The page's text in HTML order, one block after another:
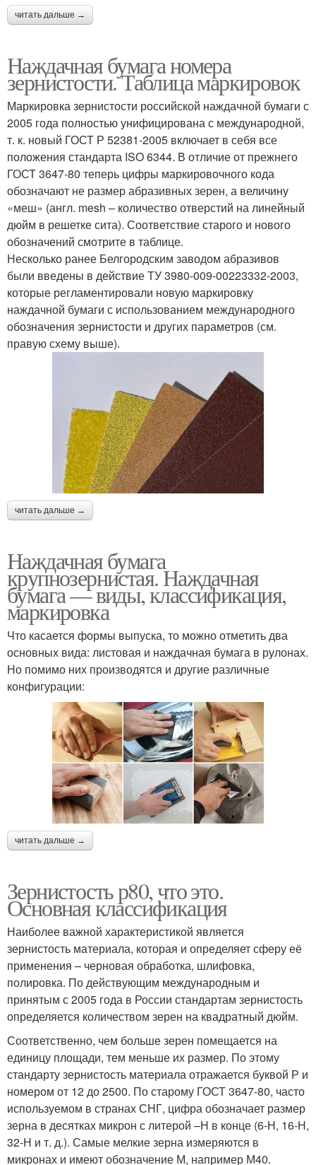
читать дальше →
Наждачная бумага номера
зернистости. Таблица маркировок
Маркировка зернистости российской наждачной бумаги с
2005 года полностью унифицирована с международной,
т. к. новый ГОСТ Р 52381-2005 включает в себя все
положения стандарта ISO 6344. В отличие от прежнего
ГОСТ 3647-80 теперь цифры маркировочного кода
обозначают не размер абразивных зерен, а величину
«меш» (англ. mesh – количество отверстий на линейный
дюйм в решетке сита). Соответствие старого и нового
обозначений смотрите в таблице.
Несколько ранее Белгородским заводом абразивов
были введены в действие ТУ 3980-009-00223332-2003,
которые регламентировали новую маркировку
наждачной бумаги с использованием международного
обозначения зернистости и других параметров (см.
правую схему выше).
читать дальше →
Наждачная бумага
крупнозернистая. Наждачная
бумага — виды, классификация,
маркировка
Что касается формы выпуска, то можно отметить два
основных вида: листовая и наждачная бумага в рулонах.
Но помимо них производятся и другие различные
конфигурации:
читать дальше →
Зернистость р80, что это.
Основная классификация
Наиболее важной характеристикой является
зернистость материала, которая и определяет сферу её
применения – черновая обработка, шлифовка,
полировка. По действующим международным и
принятым с 2005 года в России стандартам зернистость
определяется количеством зерен на квадратный дюйм.
Соответственно, чем больше зерен помещается на
единицу площади, тем меньше их размер. По этому
стандарту зернистость материала отражается буквой Р и
номером от 12 до 2500. По старому ГОСТ 3647-80, часто
используемом в странах СНГ, цифра обозначает размер
зерна в десятках микрон с литерой –Н в конце (6-Н, 16-Н,
32-Н и т. д.). Самые мелкие зерна измеряются в
микронах и имеют обозначение М, например М40.